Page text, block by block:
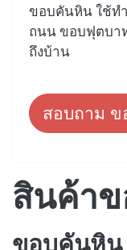
ขอบคันหิน ใช้ท
ถนน ขอบฟุตบา
ถึงบ้าน
สอบถาม ข
สินค้าข
ขอบคันหิน